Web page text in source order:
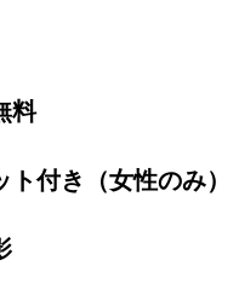
料
ト付き（女性のみ）